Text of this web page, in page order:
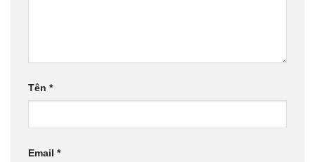
Tên *
Email *